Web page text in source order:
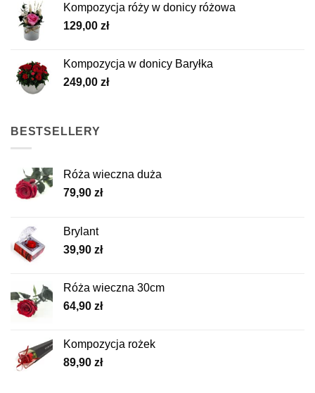
Kompozycja róży w donicy różowa
129,00 zł
Kompozycja w donicy Baryłka
249,00 zł
BESTSELLERY
Róża wieczna duża
79,90 zł
Brylant
39,90 zł
Róża wieczna 30cm
64,90 zł
Kompozycja rożek
89,90 zł